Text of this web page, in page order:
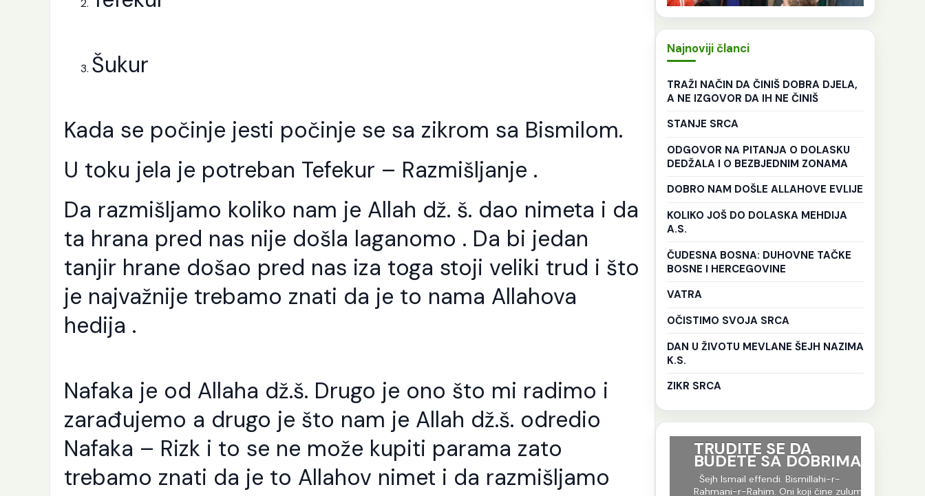
Šukur
Kada se počinje jesti počinje se sa zikrom sa Bismilom.
U toku jela je potreban Tefekur – Razmišljanje .
Da razmišljamo koliko nam je Allah dž. š. dao nimeta i da
ta hrana pred nas nije došla laganomo . Da bi jedan
tanjir hrane došao pred nas iza toga stoji veliki trud i što
je najvažnije trebamo znati da je to nama Allahova
hedija .
Nafaka je od Allaha dž.š. Drugo je ono što mi radimo i
zarađujemo a drugo je što nam je Allah dž.š. odredio
Nafaka – Rizk i to se ne može kupiti parama zato
trebamo znati da je to Allahov nimet i da razmišljamo
Najnoviji članci
TRAŽI NAČIN DA ČINIŠ DOBRA DJELA,
A NE IZGOVOR DA IH NE ČINIŠ
STANJE SRCA
ODGOVOR NA PITANJA O DOLASKU
DEDŽALA I O BEZBJEDNIM ZONAMA
DOBRO NAM DOŠLE ALLAHOVE EVLIJE
KOLIKO JOŠ DO DOLASKA MEHDIJA
A.S.
ČUDESNA BOSNA: DUHOVNE TAČKE
BOSNE I HERCEGOVINE
VATRA
OČISTIMO SVOJA SRCA
DAN U ŽIVOTU MEVLANE ŠEJH NAZIMA
K.S.
ZIKR SRCA
Ko god slijedi Allahov
put treba da zna da
je to i put Allahovih
evlija.
Kod svakog jela tri su
stvari važne
Šejh Ismail effendi. Bismillahi-r-
Rahmani-r-Rahim. Kod svakog jela
TRUDITE SE DA
BUDETE SA DOBRIMA
Šejh Ismail effendi. Bismillahi-r-
Rahmani-r-Rahim. Oni koji čine zulum